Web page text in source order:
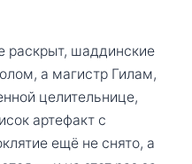
раскрыт, шаддинские
а магистр Гилам,
целительнице,
артефакт с
ещё не снято, а